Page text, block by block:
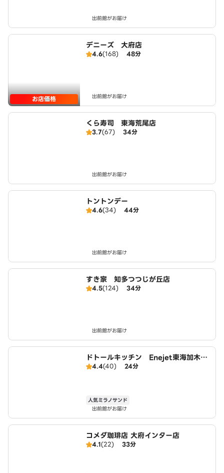
出前館がお届け
お店価格
デニーズ 大府店
4.6(168) 48分
出前館がお届け
くら寿司 東海荒尾店
3.7(67) 34分
出前館がお届け
トントンデー
4.6(34) 44分
出前館がお届け
すき家 知多つつじが丘店
4.5(124) 34分
出前館がお届け
ドトールキッチン Enejet東海加木屋
店4.4(40) 24分
人気ミラノサンド
出前館がお届け
コメダ珈琲店 大府インター店
4.1(22) 33分